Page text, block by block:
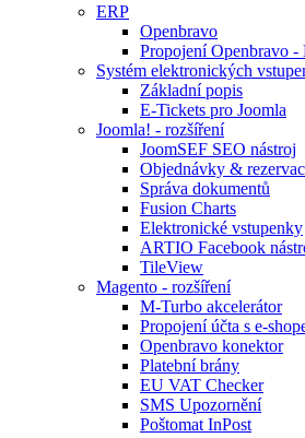
ERP
Openbravo
Propojení Openbravo -
Systém elektronických
Základní popis
E-Tickets pro Joomla
Joomla! - rozšíření
JoomSEF SEO nástroj
Objednávky &
Správa dokumentů
Fusion Charts
Elektronické vstupenky
ARTIO Facebook
TileView
Magento - rozšíření
M-Turbo akcelerátor
Propojení účta s e-
Openbravo konektor
Platební brány
EU VAT Checker
SMS Upozornění
Poštomat InPost